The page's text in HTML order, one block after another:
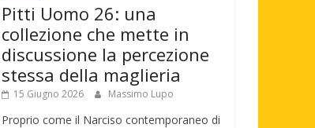
Pitti Uomo 26: una
collezione che mette in
discussione la percezione
stessa della maglieria
15 Giugno 2026 Massimo Lupo
Proprio come il Narciso contemporaneo di